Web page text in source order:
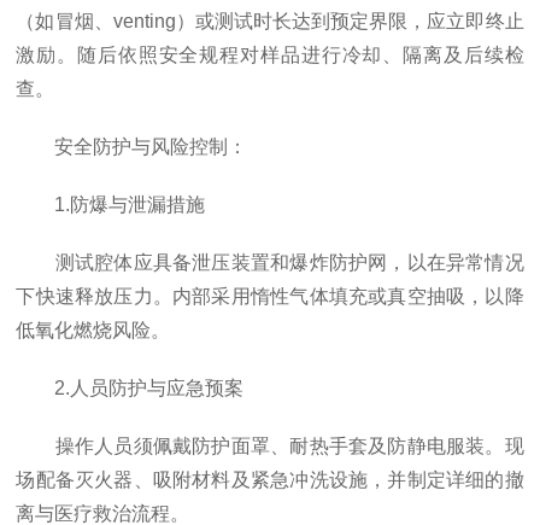
（如冒烟、venting）或测试时长达到预定界限 ，应立即终止
激励。随后依照安全规程对样品进行冷却、隔离及后续检
查。
安全防护与风险控制：
1.防爆与泄漏措施
测试腔体应具备泄压装置和爆炸防护网，以在异常情况
下快速释放压力。内部采用惰性气体填充或真空抽吸，以降
低氧化燃烧风险。
2.人员防护与应急预案
操作人员须佩戴防护面罩、耐热手套及防静电服装。现
场配备灭火器、吸附材料及紧急冲洗设施，并制定详细的撤
离与医疗救治流程。